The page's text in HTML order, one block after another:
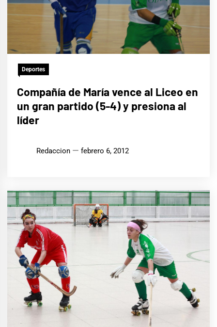
Deportes
Compañía de María vence al Liceo en
un gran partido (5-4) y presiona al
líder
Redaccion febrero 6, 2012